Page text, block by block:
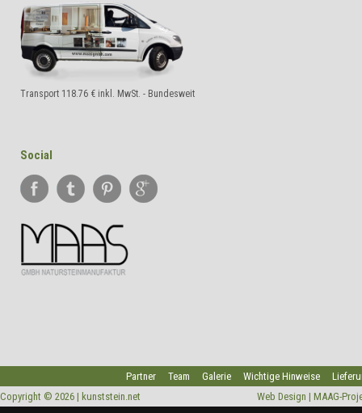
Transport 118.76 € inkl. MwSt. - Bundesweit
Social
Wichtige Hinweise
Galerie
Team
Partner
Copyright © 2026 | kunststein.net Web Design | MAAG-